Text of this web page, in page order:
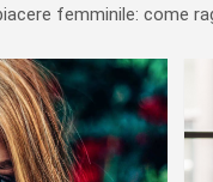
femminile: come